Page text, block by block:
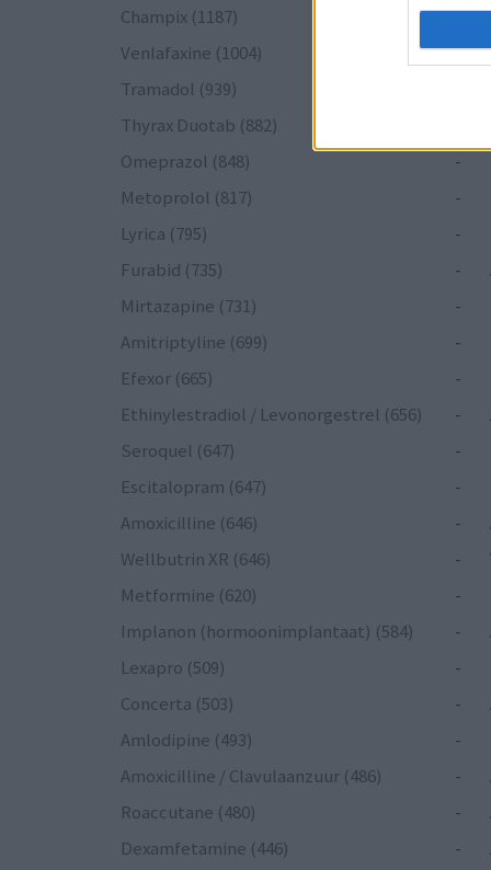
Champix (1187)
-
Venlafaxine (1004)
-
Tramadol (939)
Thyrax Duotab (882)
Omeprazol (848)
-
Metoprolol (817)
-
Lyrica (795)
-
Furabid (735)
-
Mirtazapine (731)
-
Amitriptyline (699)
-
Efexor (665)
-
Ethinylestradiol / Levonorgestrel (656)
-
Seroquel (647)
-
Escitalopram (647)
-
Amoxicilline (646)
-
Wellbutrin XR (646)
-
Metformine (620)
-
Implanon (hormoonimplantaat) (584)
-
Lexapro (509)
-
Concerta (503)
-
Amlodipine (493)
-
Amoxicilline / Clavulaanzuur (486)
-
Roaccutane (480)
-
Dexamfetamine (446)
-